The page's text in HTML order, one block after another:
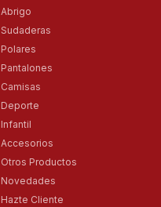
Abrigo
Sudaderas
Polares
Pantalones
Camisas
Deporte
Infantil
Accesorios
Otros Productos
Novedades
Hazte Cliente